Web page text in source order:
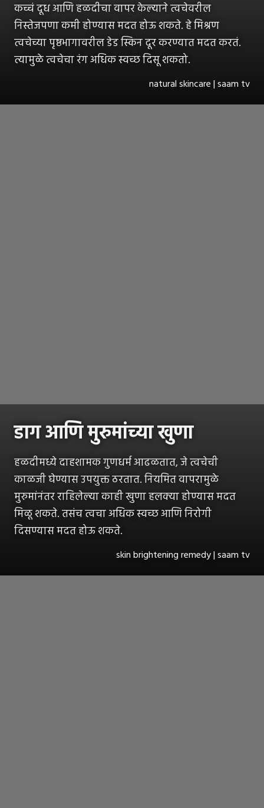
कच्चं दूध आणि हळदीचा वापर केल्याने त्वचेवरील
निस्तेजपणा कमी होण्यास मदत होऊ शकते. हे मिश्रण
त्वचेच्या पृष्ठभागावरील डेड स्किन दूर करण्यात मदत करतं.
त्यामुळे त्वचेचा रंग अधिक स्वच्छ दिसू शकतो.
natural skincare | saam tv
डाग आणि मुरुमांच्या खुणा
हळदीमध्ये दाहशामक गुणधर्म आढळतात, जे त्वचेची
काळजी घेण्यास उपयुक्त ठरतात. नियमित वापरामुळे
मुरुमांनंतर राहिलेल्या काही खुणा हलक्या होण्यास मदत
मिळू शकते. तसंच त्वचा अधिक स्वच्छ आणि निरोगी
दिसण्यास मदत होऊ शकते.
skin brightening remedy | saam tv